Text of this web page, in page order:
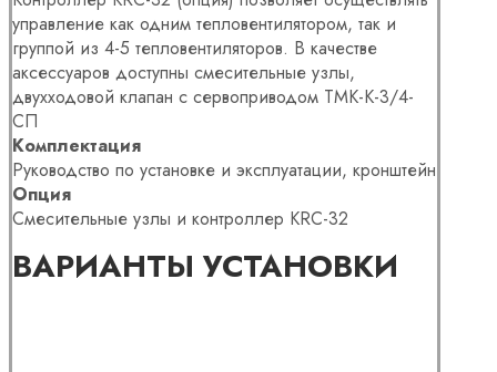
управление как одним тепловентилятором, так и
группой из 4-5 тепловентиляторов. В качестве
аксессуаров доступны смесительные узлы,
двухходовой клапан с сервоприводом ТМК-К-3/4-
СП
Комплектация
Руководство по установке и эксплуатации, кронштейн
Опция
Смесительные узлы и контроллер KRC-32
ВАРИАНТЫ УСТАНОВКИ